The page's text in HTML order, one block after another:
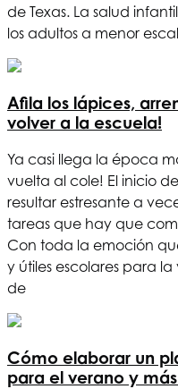
de Texas. La salud
los adultos a menor
Afila los lápices,
volver a la escuela!
Ya casi llega la época
vuelta al cole! El inicio
resultar estresante a
tareas que hay que
Con toda la emoción
y útiles escolares para
de
Cómo elaborar un
para el verano y